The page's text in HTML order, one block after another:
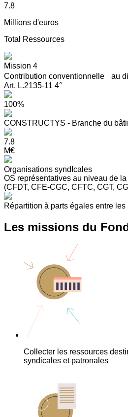
7.8
Millions d'euros
Total Ressources
Mission 4
Contribution conventionnelle au
Art. L.2135-11 4°
100%
CONSTRUCTYS - Branche du
7.8
M€
Organisations syndIcales
OS représentatives au niveau de
(CFDT, CFE-CGC, CFTC, CGT,
Répartition à parts égales entre les
Les missions du
Collecter les ressources
syndicales et patronales